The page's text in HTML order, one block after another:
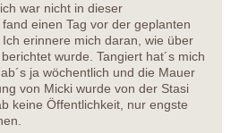
war nicht in dieser
einen Tag vor der geplanten
erinnere mich daran, wie über
wurde. Tangiert hat´s mich
ja wöchentlich und die Mauer
von Micki wurde von der Stasi
keine Öffentlichkeit, nur engste